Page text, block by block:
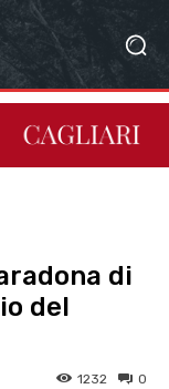
di
del
0
1232